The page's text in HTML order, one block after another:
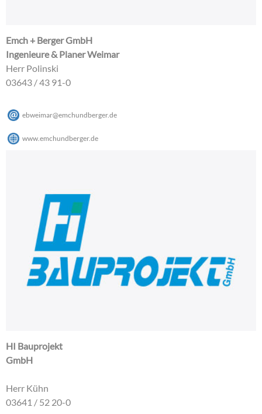
Emch + Berger GmbH
Ingenieure & Planer Weimar
Herr Polinski
03643 / 43 91-0
ebweimar@emchundberger.de
www.emchundberger.de
HI Bauprojekt
GmbH
Herr Kühn
03641 / 52 20-0